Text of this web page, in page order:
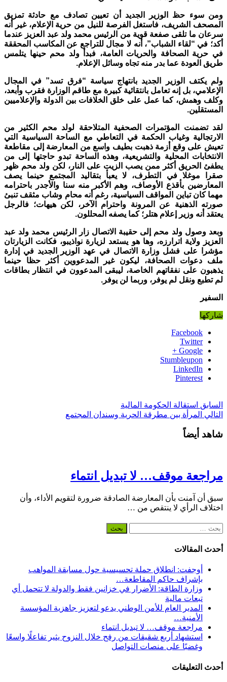
ومن سوء حظ الوزير الجديد أن تعيين تصادف مع حادثة تمزيق
المصحف الشريف، فاستغل الفرصة للنيل من حرية الإعلام، غير أنه
سرعان ما تلقى صفعة قوية من الرئيس محمد ولد عبد العزيز عندما
أكد؛ في “لقاء الشباب”، أنه لا مجال للتراجع عن المكاسب المحققة
في حرية الصحافة والحريات العامة، فبدأ ولد محم حينها يتلمس
طريق العودة عما بدر منه تجاه وسائل الإعلام.
ولم يكتف الوزير الجديد بانتهاج سياسة “فرق تسد” في المجال
الإعلامي، بل إنه تعامل بانتقائية كبيرة مع طاقم الوزارة فقرب وأبعد،
وكلف وهمش، كما عمل على خلق الخلافات بين الدولة والإعلاميين
المستقلين.
لقد تضمنت المؤتمرات الصحفية المتلاحقة لولد محم الكثير من
الارتجالية وغياب الحكمة في التعاطي مع الساحة السياسية التي
تعيش على وقع أزمة ذهبت بطيف واسع من المعارضة إلى مقاطعة
الانتخابات المحلية والتشريعية، وهذه الساحة تبدو حاجتها إلى من
يطفئ الحريق أكثر ممن يصب الزيت على النار، لكن ولد محم ظهر
صقرا موغلا في التطرف، لا يعبأ بتقاليد المجتمع حينما يصف
المعارضين بأقذع الأوصاف، وهم الأكبر منه سنا والأجدر باحترامه
مهما كان تباين المواقف السياسية، رغم أنه محام وشاب مثقف تنبئ
صورته الذهنية عن المرونة واحترام الآخر، لكن هيهات؛ فالرجل
يعتقد أنه وزير إعلام هتلر؛ كما يصفه المحللون.
وبعد وصول ولد محم إلى حقيبة الاتصال زار الرئيس محمد ولد عبد
العزيز ولاية اترارزه، وها هو يستعد لزيارة نواذيبو، فكانت الزيارتان
مؤشرا على فشل وزارة الاتصال في عهد الوزير الجديد في إدارة
ملف دعوات الصحافة، ليكون غير المدعووين أكثر حظا حينما
يذهبون على نفقاتهم الخاصة، ليبقى المدعوون في انتظار بطاقات
لم تطبع ونقل لم يوفر، وربما لن يوفر.
السفير
شاركها
Facebook
Twitter
Google +
Stumbleupon
LinkedIn
Pinterest
السابق استقالة الحكومة المالية
التالي المرأة بين مطرقة الحرية وسندان المجتمع
شاهد أيضاً
مراجعة موقف… لا تبديل انتماء
سبق أن آمنت بأن المعارضة الصادقة ضرورة لتقويم الأداء، وأن
اختلاف الرأي لا ينتقص من …
البحث
أحدث المقالات
أوجفت: انطلاق حملة تحسيسية حول مسابقة المواهب
بإشراف حاكم المقاطعة…
وزارة الطاقة: الأضرار في خزانين فقط والدولة لا تتحمل أي
تبعات مالية
المدير العام للأمن الوطني يدعو لتعزيز جاهزية المؤسسة
الأمنية…
مراجعة موقف… لا تبديل انتماء
استشهاد أربع شقيقات من رفح خلال النزوح يثير تفاعلًا واسعًا
وغضبًا على منصات التواصل
أحدث التعليقات